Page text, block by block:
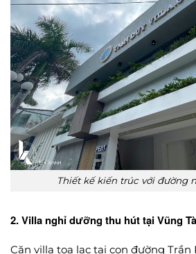
Thiết kế kiến trúc với đường
2. Villa nghỉ dưỡng thu hút tại Vũng
Căn villa tọa lạc tại con đường Trần